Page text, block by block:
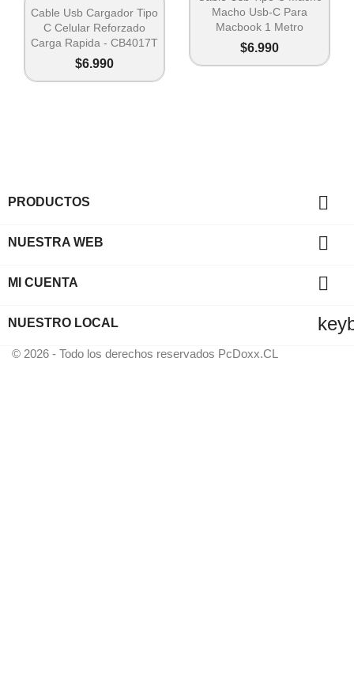
 Vista rápida
Cable Usb Cargador Tipo
C Celular Reforzado
Carga Rapida - CB4017T
$6.990
Macho Usb-C Para
Macbook 1 Metro
$6.990
PRODUCTOS 
NUESTRA WEB 
MI CUENTA 
NUESTRO LOCAL
© 2026 - Todo los derechos reservados PcDoxx.CL